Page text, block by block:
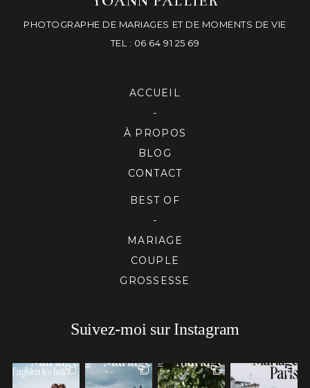
PHOTOGRAPHE DE MARIAGES ET DE MOMENTS DE VIE
TEL : 06 64 91 25 69
ACCUEIL
-
À PROPOS
BLOG
CONTACT
BEST OF
-
MARIAGE
COUPLE
GROSSESSE
Suivez-moi sur Instagram